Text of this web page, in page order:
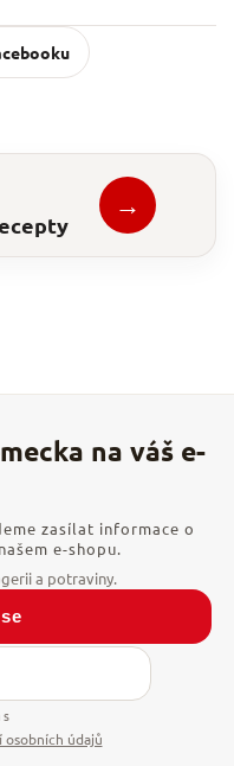
→
zasílat informace o
e-shopu.
s
osobních údajů